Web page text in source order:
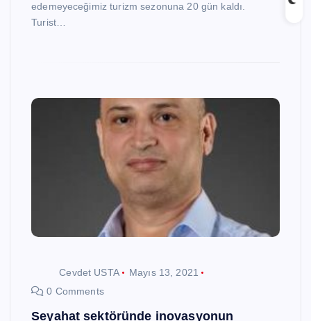
edemeyeceğimiz turizm sezonuna 20 gün kaldı.
Turist…
Cevdet USTA
Mayıs 13, 2021
0 Comments
Seyahat sektöründe inovasyonun